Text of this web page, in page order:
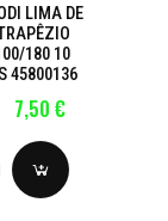
LIMA DE
180 10
45800136
7,50 €